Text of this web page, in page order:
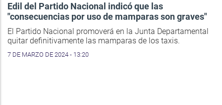
Edil del Partido Nacional indicó que las
"consecuencias por uso de mamparas son graves"
El Partido Nacional promoverá en la Junta Departamental
quitar definitivamente las mamparas de los taxis.
7 DE MARZO DE 2024 - 13:20